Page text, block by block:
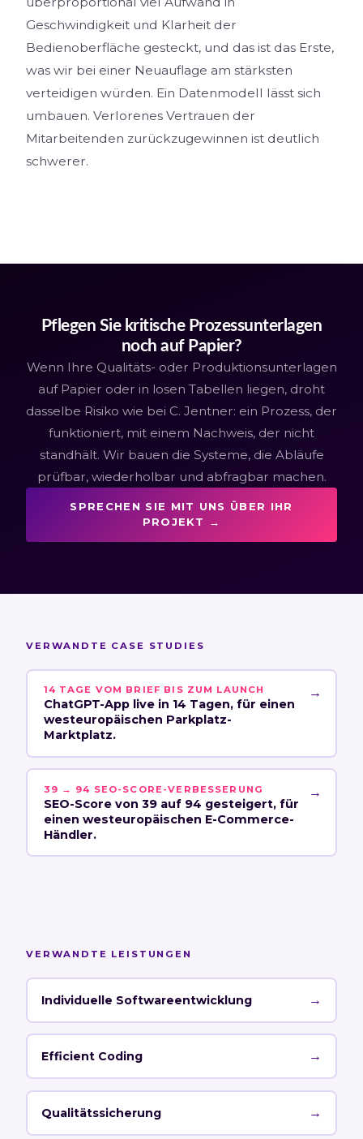
Geschwindigkeit und Klarheit der
Bedienoberfläche gesteckt, und das ist das Erste,
was wir bei einer Neuauflage am stärksten
verteidigen würden. Ein Datenmodell lässt sich
umbauen. Verlorenes Vertrauen der
Mitarbeitenden zurückzugewinnen ist deutlich
schwerer.
Pflegen Sie kritische Prozessunterlagen
noch auf Papier?
Wenn Ihre Qualitäts- oder Produktionsunterlagen
auf Papier oder in losen Tabellen liegen, droht
dasselbe Risiko wie bei C. Jentner: ein Prozess, der
funktioniert, mit einem Nachweis, der nicht
standhält. Wir bauen die Systeme, die Abläufe
prüfbar, wiederholbar und abfragbar machen.
SPRECHEN SIE MIT UNS ÜBER IHR
PROJEKT →
VERWANDTE CASE STUDIES
14 TAGE VOM BRIEF BIS ZUM LAUNCH
ChatGPT-App live in 14 Tagen, für einen
westeuropäischen Parkplatz-
Marktplatz.
→
39 → 94 SEO-SCORE-VERBESSERUNG
SEO-Score von 39 auf 94 gesteigert, für
einen westeuropäischen E-Commerce-
Händler.
→
VERWANDTE LEISTUNGEN
Individuelle Softwareentwicklung →
Efficient Coding →
Qualitätssicherung →